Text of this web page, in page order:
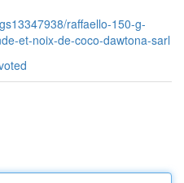
raffaello-150-g-
et-noix-de-coco-dawtona-sarl